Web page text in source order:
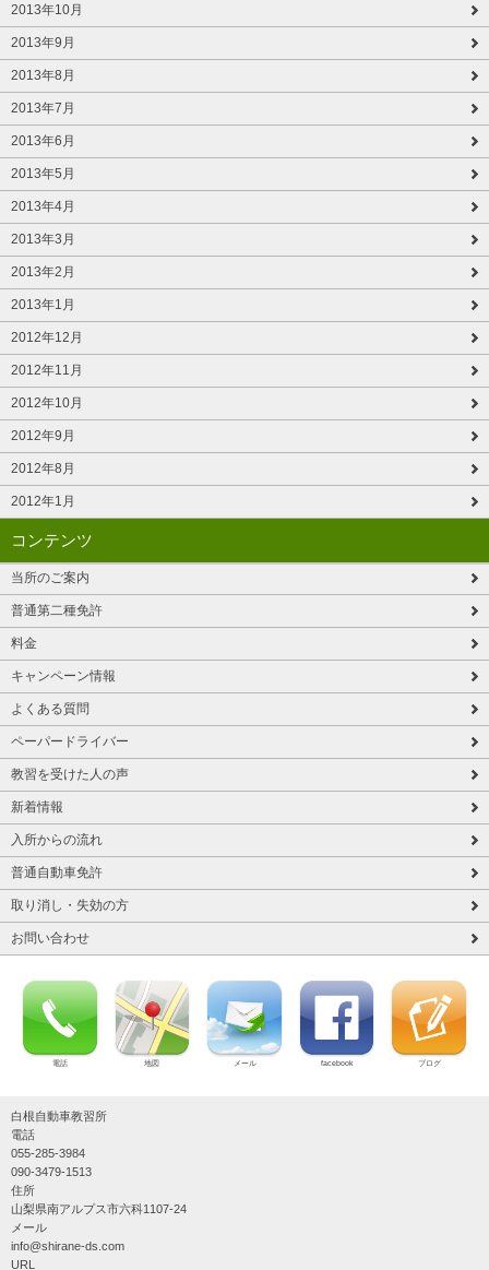
2013年10月
2013年9月
2013年8月
2013年7月
2013年6月
2013年5月
2013年4月
2013年3月
2013年2月
2013年1月
2012年12月
2012年11月
2012年10月
2012年9月
2012年8月
2012年1月
コンテンツ
当所のご案内
普通第二種免許
料金
キャンペーン情報
よくある質問
ペーパードライバー
教習を受けた人の声
新着情報
入所からの流れ
普通自動車免許
取り消し・失効の方
お問い合わせ
電話 地図 メール facebook ブログ
白根自動車教習所
電話
055-285-3984
090-3479-1513
住所
山梨県南アルプス市六科1107-24
メール
info@shirane-ds.com
URL